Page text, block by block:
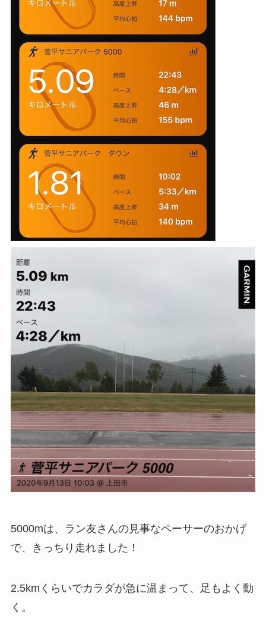
5000mは、ラン友さんの見事なペーサーのおかげ
で、きっちり走れました！
2.5kmくらいでカラダが急に温まって、足もよく動
く。